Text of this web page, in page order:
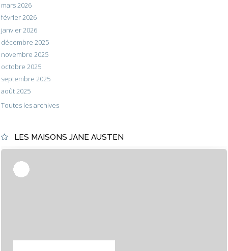
mars 2026
février 2026
janvier 2026
décembre 2025
novembre 2025
octobre 2025
septembre 2025
août 2025
Toutes les archives
LES MAISONS JANE AUSTEN